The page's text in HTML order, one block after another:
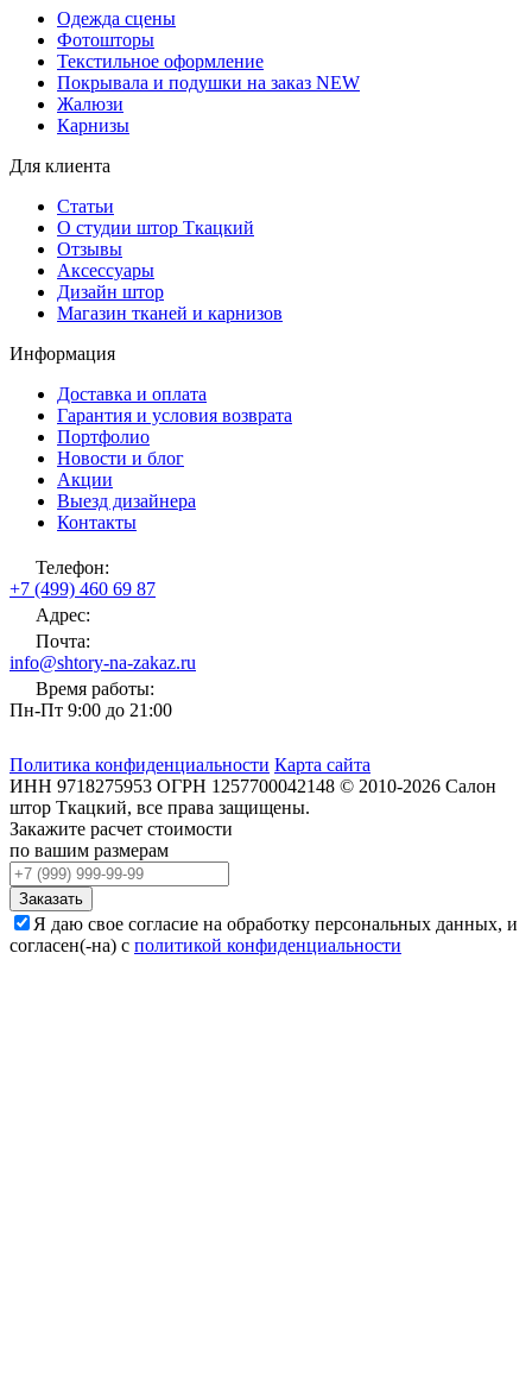
Одежда сцены
Фотошторы
Текстильное оформление
Покрывала и подушки на заказ NEW
Жалюзи
Карнизы
Для клиента
Статьи
О студии штор Ткацкий
Отзывы
Аксессуары
Дизайн штор
Магазин тканей и карнизов
Информация
Доставка и оплата
Гарантия и условия возврата
Портфолио
Новости и блог
Акции
Выезд дизайнера
Контакты
Телефон:
+7 (499) 460 69 87
Адрес:
Почта:
info@shtory-na-zakaz.ru
Время работы:
Пн-Пт 9:00 до 21:00
Политика конфиденциальности Карта сайта
ИНН 9718275953 ОГРН 1257700042148 © 2010-2026 Салон
штор Ткацкий, все права защищены.
Закажите расчет стоимости
по вашим размерам
Заказать
Я даю свое согласие на обработку персональных данных, и
согласен(-на) с политикой конфиденциальности